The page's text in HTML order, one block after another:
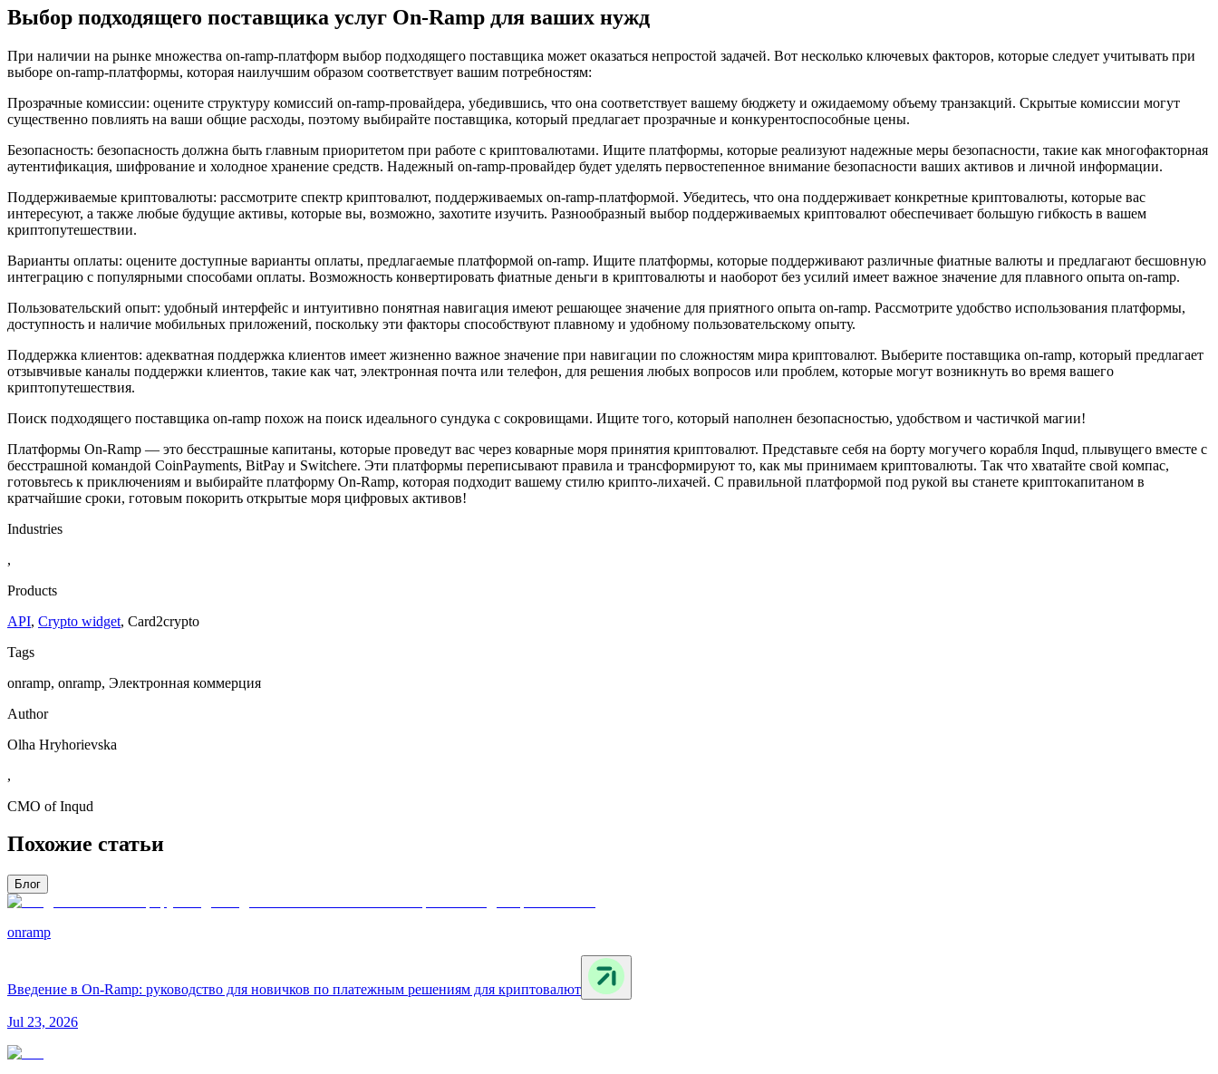
Выбор подходящего поставщика услуг On-Ramp для ваших нужд
При наличии на рынке множества on-ramp-платформ выбор подходящего поставщика может оказаться непростой задачей. Вот несколько ключевых факторов, которые следует учитывать при
выборе on-ramp-платформы, которая наилучшим образом соответствует вашим потребностям:
Прозрачные комиссии: оцените структуру комиссий on-ramp-провайдера, убедившись, что она соответствует вашему бюджету и ожидаемому объему транзакций. Скрытые комиссии могут
существенно повлиять на ваши общие расходы, поэтому выбирайте поставщика, который предлагает прозрачные и конкурентоспособные цены.
Безопасность: безопасность должна быть главным приоритетом при работе с криптовалютами. Ищите платформы, которые реализуют надежные меры безопасности, такие как многофакторная
аутентификация, шифрование и холодное хранение средств. Надежный on-ramp-провайдер будет уделять первостепенное внимание безопасности ваших активов и личной информации.
Поддерживаемые криптовалюты: рассмотрите спектр криптовалют, поддерживаемых on-ramp-платформой. Убедитесь, что она поддерживает конкретные криптовалюты, которые вас
интересуют, а также любые будущие активы, которые вы, возможно, захотите изучить. Разнообразный выбор поддерживаемых криптовалют обеспечивает большую гибкость в вашем
криптопутешествии.
Варианты оплаты: оцените доступные варианты оплаты, предлагаемые платформой on-ramp. Ищите платформы, которые поддерживают различные фиатные валюты и предлагают бесшовную
интеграцию с популярными способами оплаты. Возможность конвертировать фиатные деньги в криптовалюты и наоборот без усилий имеет важное значение для плавного опыта on-ramp.
Пользовательский опыт: удобный интерфейс и интуитивно понятная навигация имеют решающее значение для приятного опыта on-ramp. Рассмотрите удобство использования платформы,
доступность и наличие мобильных приложений, поскольку эти факторы способствуют плавному и удобному пользовательскому опыту.
Поддержка клиентов: адекватная поддержка клиентов имеет жизненно важное значение при навигации по сложностям мира криптовалют. Выберите поставщика on-ramp, который предлагает
отзывчивые каналы поддержки клиентов, такие как чат, электронная почта или телефон, для решения любых вопросов или проблем, которые могут возникнуть во время вашего
криптопутешествия.
Поиск подходящего поставщика on-ramp похож на поиск идеального сундука с сокровищами. Ищите того, который наполнен безопасностью, удобством и частичкой магии!
Платформы On-Ramp — это бесстрашные капитаны, которые проведут вас через коварные моря принятия криптовалют. Представьте себя на борту могучего корабля Inqud, плывущего вместе с
бесстрашной командой CoinPayments, BitPay и Switchere. Эти платформы переписывают правила и трансформируют то, как мы принимаем криптовалюты. Так что хватайте свой компас,
готовьтесь к приключениям и выбирайте платформу On-Ramp, которая подходит вашему стилю крипто-лихачей. С правильной платформой под рукой вы станете криптокапитаном в
кратчайшие сроки, готовым покорить открытые моря цифровых активов!
Industries
,
Products
API, Crypto widget, Сard2crypto
Tags
onramp, onramp, Электронная коммерция
Author
Olha Hryhorievska
,
СMO of Inqud
Похожие статьи
Блог
onramp
Введение в On-Ramp: руководство для новичков по платежным решениям для криптовалют
Jul 23, 2026